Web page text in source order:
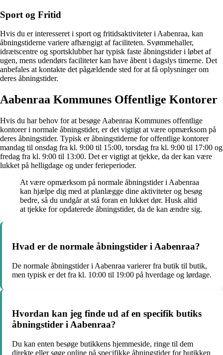
Sport og Fritid
Hvis du er interesseret i sport og fritidsaktiviteter i Aabenraa, kan
åbningstiderne variere afhængigt af faciliteten. Svømmehaller,
idrætscentre og sportsklubber har typisk faste åbningstider i løbet af
ugen, mens udendørs faciliteter kan have åbent i dagslys timerne. Det
anbefales at kontakte det pågældende sted for at få oplysninger om
deres åbningstider.
Aabenraa Kommunes Offentlige Kontorer
Hvis du har behov for at besøge Aabenraa Kommunes offentlige
kontorer i normale åbningstider, er det vigtigt at være opmærksom på
deres åbningstider. Typisk er åbningstiderne for offentlige kontorer
mandag til onsdag fra kl. 9:00 til 15:00, torsdag fra kl. 9:00 til 17:00 og
fredag fra kl. 9:00 til 13:00. Det er vigtigt at tjekke, da der kan være
lukket på helligdage og under ferieperioder.
At være opmærksom på normale åbningstider i Aabenraa
kan hjælpe dig med at planlægge dine aktiviteter og besøg
bedre, så du undgår at stå foran en lukket dør. Husk altid
at tjekke for opdaterede åbningstider, da de kan ændre sig.
Hvad er de normale åbningstider i Aabenraa?
De normale åbningstider i Aabenraa varierer fra butik til butik,
men typisk er det fra kl. 10:00 til 19:00 på hverdage og lørdage.
Hvordan kan jeg finde ud af en specifik butiks
åbningstider i Aabenraa?
Du kan enten besøge butikkens hjemmeside, ringe til dem
direkte eller søge online på specifikke åbningstider for butikken